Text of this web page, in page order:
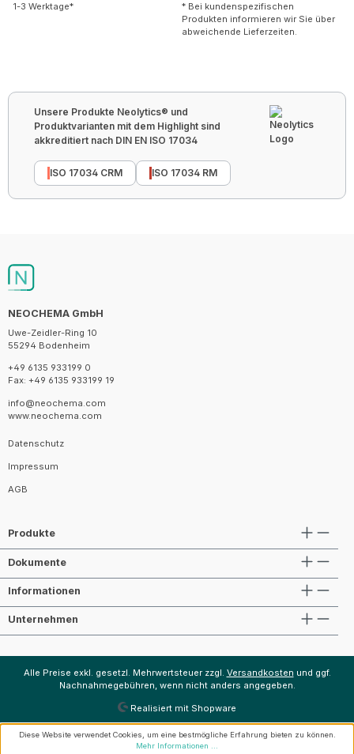
1-3 Werktage*
* Bei kundenspezifischen
Produkten informieren wir Sie über
abweichende Lieferzeiten.
Unsere Produkte Neolytics® und
Produktvarianten mit dem Highlight sind
akkreditiert nach DIN EN ISO 17034
ISO 17034 CRM ISO 17034 RM
NEOCHEMA GmbH
Uwe-Zeidler-Ring 10
55294 Bodenheim
+49 6135 933199 0
Fax: +49 6135 933199 19
info@neochema.com
www.neochema.com
Datenschutz
Impressum
AGB
Produkte
Dokumente
Informationen
Unternehmen
Alle Preise exkl. gesetzl. Mehrwertsteuer zzgl. Versandkosten und ggf.
Nachnahmegebühren, wenn nicht anders angegeben.
Realisiert mit Shopware
Diese Website verwendet Cookies, um eine bestmögliche Erfahrung bieten zu können.
Mehr Informationen ...